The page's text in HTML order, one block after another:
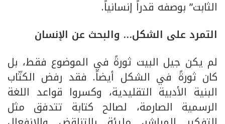
الثابت” بوصفه قدراً إنسانياً.
التمرد على الشكل… والبحث عن الإنسان
لم يكن جيل البيت ثورةً في الموضوع فقط، بل
كان ثورةً في الشكل أيضاً. فقد رفض الكتّاب
البنية الأدبية التقليدية، وكسروا قواعد اللغة
الرسمية الصارمة، لصالح كتابة تتدفق مثل